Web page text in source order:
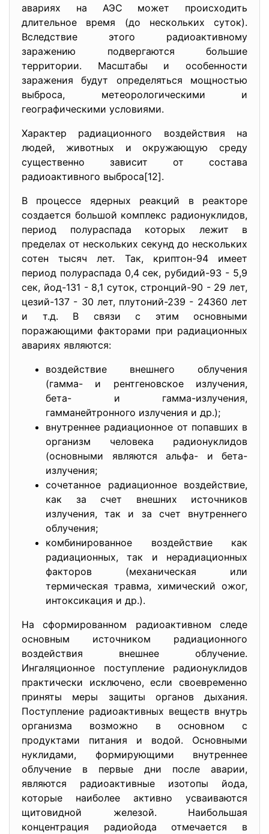
авариях на АЭС может происходить
длительное время (до нескольких суток).
Вследствие этого радиоактивному
заражению подвергаются большие
территории. Масштабы и особенности
заражения будут определяться мощностью
выброса, метеорологическими и
географическими условиями.
Характер радиационного воздействия на
людей, животных и окружающую среду
существенно зависит от состава
радиоактивного выброса[12].
В процессе ядерных реакций в реакторе
создается большой комплекс радионуклидов,
период полураспада которых лежит в
пределах от нескольких секунд до нескольких
сотен тысяч лет. Так, кpиптон-94 имеет
период полураспада 0,4 сек, pубидий-93 - 5,9
сек, йод-131 - 8,1 суток, стpонций-90 - 29 лет,
цезий-137 - 30 лет, плутоний-239 - 24360 лет
и т.д. В связи с этим основными
поражающими факторами пpи радиационных
авариях являются:
воздействие внешнего облучения
(гамма- и рентгеновское излучения,
бета- и гамма-излучения,
гамманейтpонного излучения и др.);
внутреннее радиационное от попавших в
организм человека радионуклидов
(основными являются альфа- и бета-
излучения;
сочетанное радиационное воздействие,
как за счет внешних источников
излучения, так и за счет внутреннего
облучения;
комбинированное воздействие как
радиационных, так и нерадиационных
факторов (механическая или
термическая травма, химический ожог,
интоксикация и др.).
На сформированном радиоактивном следе
основным источником радиационного
воздействия внешнее облучение.
Ингаляционное поступление радионуклидов
практически исключено, если своевременно
приняты меры защиты органов дыхания.
Поступление радиоактивных веществ внутрь
организма возможно в основном с
продуктами питания и водой. Основными
нуклидами, формирующими внутреннее
облучение в первые дни после аварии,
являются радиоактивные изотопы йода,
которые наиболее активно усваиваются
щитовидной железой. Наибольшая
концентрация pадиойода отмечается в